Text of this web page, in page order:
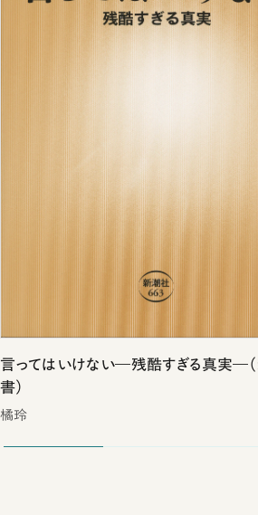
言ってはいけない―残酷すぎる真実―
書）
橘玲